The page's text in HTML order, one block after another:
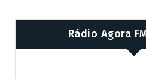
Rádio Agora